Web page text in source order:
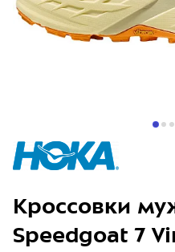
Кроссовки
Speedgoat 7